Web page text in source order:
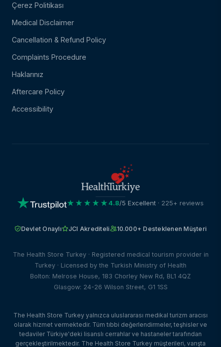
Çerez Politikası
Medical Disclaimer
Cancellation & Refund Policy
Complaints Procedure
Haklarınız
Aftercare Policy
Accessibility
★★★★★4.8/5 Excellent · 225+ reviews
Devlet Onaylı JCI Akrediteli 10.000+ Desteklenen Müşteri
The Health Store Turkey · Registered medical tourism provider in
Turkey · Licensed by the Turkish Ministry of Health
Bolton: Melrose House, 183 Chorley New Rd, BL1 4QZ
Glasgow: 24-26 Wilson Street, G1 1SS
The Health Store Turkey yalnızca uluslararası medikal turizm aracısı
olarak hizmet vermektedir. Tüm tıbbi değerlendirmeler, teşhisler ve
tedaviler Türkiye'deki lisanslı cerrahlar ve hastaneler tarafından
gerçekleştirilmektedir. The Health Store Turkey müşterileri, varışta